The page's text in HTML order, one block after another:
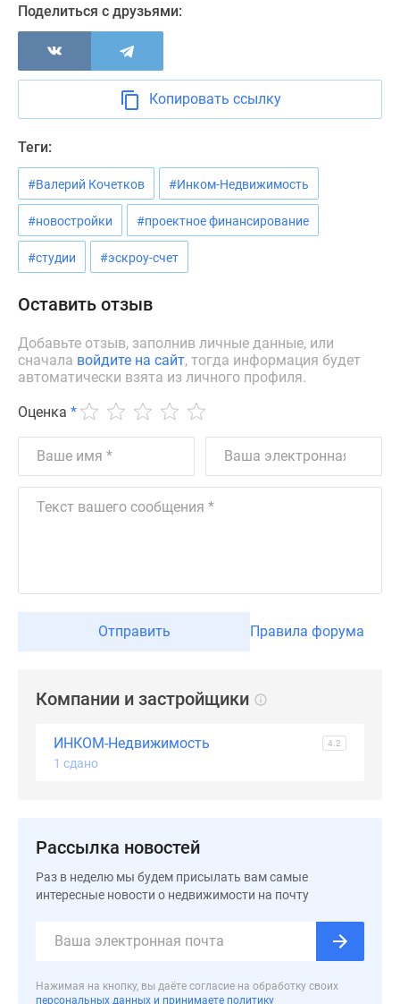
Поделиться с друзьями:
Копировать ссылку
Теги:
#Валерий Кочетков #Инком-Недвижимость
#новостройки #проектное финансирование
#студии #эскроу-счет
Оставить отзыв
Добавьте отзыв, заполнив личные данные, или
сначала войдите на сайт, тогда информация будет
автоматически взята из личного профиля.
Оценка *
Отправить Правила форума
Компании и застройщики
ИНКОМ-Недвижимость 4.2
1 сдано
Рассылка новостей
Раз в неделю мы будем присылать вам самые
интересные новости о недвижимости на почту
Нажимая на кнопку, вы даёте согласие на обработку своих
персональных данных и принимаете политику